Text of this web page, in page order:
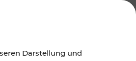
Darstellung und